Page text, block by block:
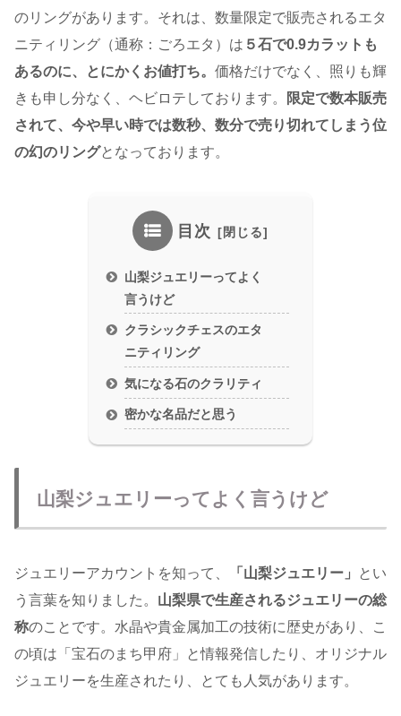
のリングがあります。それは、数量限定で販売されるエタ
ニティリング（通称：ごろエタ）は ５石で0.9カラットも
あるのに、とにかくお値打ち。 価格だけでなく、照りも輝
きも申し分なく、ヘビロテしております。
限定で数本販売
されて、今や早い時では数秒、数分で売り切れてしまう位
の幻のリングとなっております。
目次
山梨ジュエリーってよく
言うけど
クラシックチェスのエタ
ニティリング
気になる石のクラリティ
密かな名品だと思う
山梨ジュエリーってよく言うけど
ジュエリーアカウントを知って、 「山梨ジュエリー」
とい
う言葉を知りました。 山梨県で生産されるジュエリーの総
称のことです。水晶や貴金属加工の技術に歴史があり、こ
の頃は「宝石のまち甲府」と情報発信したり、オリジナル
ジュエリーを生産されたり、とても人気があります。